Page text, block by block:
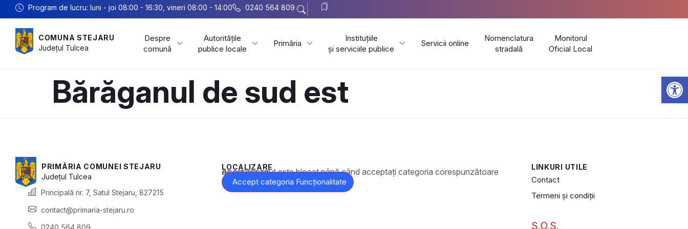
Program de lucru: luni - joi 08:00 - 16:30, vineri 08:00 - 14:00 0240 564 809
COMUNA STEJARU
Județul Tulcea
Despre
comună
Autoritățile
publice locale
Primăria
Instituțiile
și serviciile publice
Servicii online
Nomenclatura
stradală
Monitorul
Oficial Local
Bărăganul de sud est
PRIMĂRIA COMUNEI STEJARU
Județul Tulcea
Principală nr. 7, Satul Stejaru, 827215
contact@primaria-stejaru.ro
0240 564 809
LOCALIZARE
Acest conținut este blocat până când acceptați categoria corespunzătoare de cookie-uri.
Accept categoria Funcționalitate
LINKURI UTILE
Contact
Termeni și condiții
S.O.S.